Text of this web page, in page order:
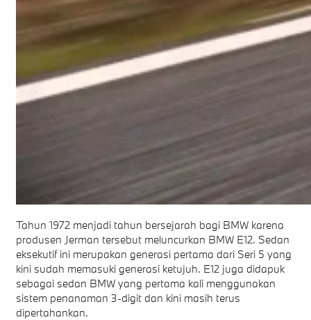
Tahun 1972 menjadi tahun bersejarah bagi BMW karena
produsen Jerman tersebut meluncurkan BMW E12. Sedan
eksekutif ini merupakan generasi pertama dari Seri 5 yang
kini sudah memasuki generasi ketujuh. E12 juga didapuk
sebagai sedan BMW yang pertama kali menggunakan
sistem penanaman 3-digit dan kini masih terus
dipertahankan.